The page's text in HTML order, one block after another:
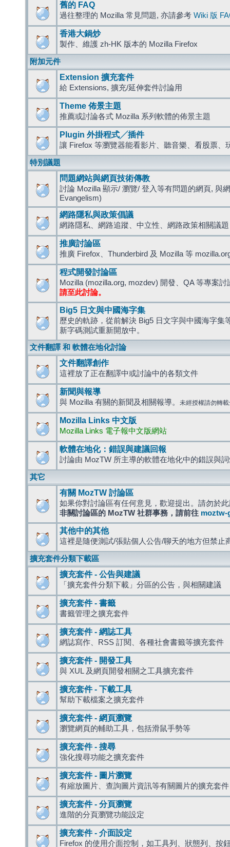
舊的 FAQ
過往整理的 Mozilla 常見問題, 亦請參考 Wiki 版
香港大鍋炒
製作、維護 zh-HK 版本的 Mozilla Firefox
附加元件
Extension 擴充套件
給 Extensions, 擴充/延伸套件討論用
Theme 佈景主題
推薦或討論各式 Mozilla 系列軟體的佈景主題
Plugin 外掛程式╱插件
讓 Firefox 等瀏覽器能看影片、聽音樂、看股票、
特別議題
問題網站與網頁技術傳教
討論 Mozilla 顯示/ 瀏覽/ 登入等有問題的網頁, 與
Evangelism)
網路隱私與政策倡議
網路隱私、網路追蹤、中立性、網路政策相關議題
推廣討論區
推廣 Firefox、Thunderbird 及 Mozilla 等
程式開發討論區
Mozilla (mozilla.org, mozdev) 開發、QA 等專案討
請至此討論。
Big5 日文與中國海字集
歷史的軌跡，從前解決 Big5 日文字與中國海字集
新字碼測試重新開放中。
文件翻譯 和 軟體在地化討論
文件翻譯創作
這裡放了正在翻譯中或討論中的各類文件
新聞與報導
與 Mozilla 有關的新聞及相關報導。 未經授權請勿轉
Mozilla Links 中文版
Mozilla Links 電子報中文版網站
軟體在地化：錯誤與建議回報
討論由 MozTW 所主導的軟體在地化中的錯誤與
其它
有關 MozTW 討論區
如果你對討論區有任何意見，歡迎提出。請勿於
非關討論區的 MozTW 社群事務，請前往 moztw-
其他中的其他
這裡是隨便測試/張貼個人公告/聊天的地方但禁止
擴充套件分類下載區
擴充套件 - 公告與建議
「擴充套件分類下載」分區的公告，與相關建議
擴充套件 - 書籤
書籤管理之擴充套件
擴充套件 - 網誌工具
網誌寫作、RSS 訂閱、各種社會書籤等擴充套件
擴充套件 - 開發工具
與 XUL 及網頁開發相關之工具擴充套件
擴充套件 - 下載工具
幫助下載檔案之擴充套件
擴充套件 - 網頁瀏覽
瀏覽網頁的輔助工具，包括滑鼠手勢等
擴充套件 - 搜尋
強化搜尋功能之擴充套件
擴充套件 - 圖片瀏覽
有縮放圖片、查詢圖片資訊等有關圖片的擴充套件
擴充套件 - 分頁瀏覽
進階的分頁瀏覽功能設定
擴充套件 - 介面設定
Firefox 的使用介面控制，如工具列、狀態列、按